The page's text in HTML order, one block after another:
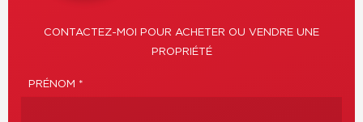
CONTACTEZ-MOI POUR ACHETER OU VENDRE UNE
PROPRIÉTÉ
PRÉNOM *